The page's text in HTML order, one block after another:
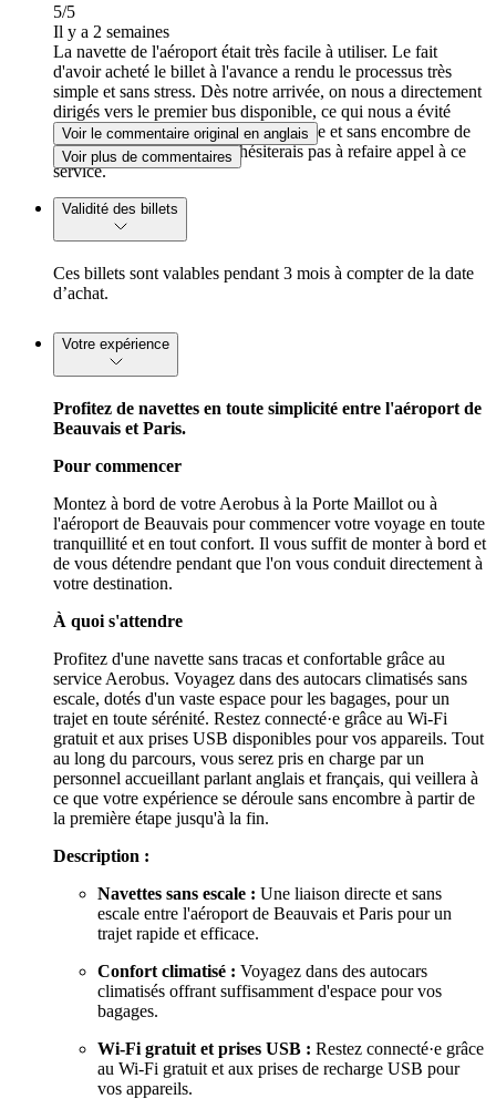
5/5
Il y a 2 semaines
La navette de l'aéroport était très facile à utiliser. Le fait
d'avoir acheté le billet à l'avance a rendu le processus très
simple et sans stress. Dès notre arrivée, on nous a directement
dirigés vers le premier bus disponible, ce qui nous a évité
toute attente. C'était un moyen pratique et sans encombre de
rejoindre l'aéroport, et je n'hésiterais pas à refaire appel à ce
service.
Voir le commentaire original en anglais
Voir plus de commentaires
Validité des billets
Ces billets sont valables pendant 3 mois à compter de la date
d’achat.
Votre expérience
Profitez de navettes en toute simplicité entre l'aéroport de
Beauvais et Paris.
Pour commencer
Montez à bord de votre Aerobus à la Porte Maillot ou à
l'aéroport de Beauvais pour commencer votre voyage en toute
tranquillité et en tout confort. Il vous suffit de monter à bord et
de vous détendre pendant que l'on vous conduit directement à
votre destination.
À quoi s'attendre
Profitez d'une navette sans tracas et confortable grâce au
service Aerobus. Voyagez dans des autocars climatisés sans
escale, dotés d'un vaste espace pour les bagages, pour un
trajet en toute sérénité. Restez connecté·e grâce au Wi-Fi
gratuit et aux prises USB disponibles pour vos appareils. Tout
au long du parcours, vous serez pris en charge par un
personnel accueillant parlant anglais et français, qui veillera à
ce que votre expérience se déroule sans encombre à partir de
la première étape jusqu'à la fin.
Description :
Navettes sans escale : Une liaison directe et sans
escale entre l'aéroport de Beauvais et Paris pour un
trajet rapide et efficace.
Confort climatisé : Voyagez dans des autocars
climatisés offrant suffisamment d'espace pour vos
bagages.
Wi-Fi gratuit et prises USB : Restez connecté·e grâce
au Wi-Fi gratuit et aux prises de recharge USB pour
vos appareils.